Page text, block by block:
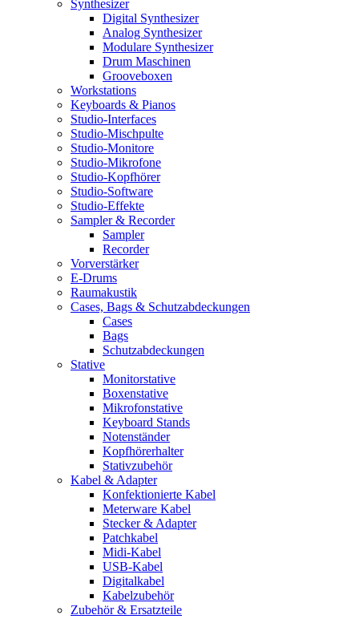
Synthesizer
Digital Synthesizer
Analog Synthesizer
Modulare Synthesizer
Drum Maschinen
Grooveboxen
Workstations
Keyboards & Pianos
Studio-Interfaces
Studio-Mischpulte
Studio-Monitore
Studio-Mikrofone
Studio-Kopfhörer
Studio-Software
Studio-Effekte
Sampler & Recorder
Sampler
Recorder
Vorverstärker
E-Drums
Raumakustik
Cases, Bags & Schutzabdeckungen
Cases
Bags
Schutzabdeckungen
Stative
Monitorstative
Boxenstative
Mikrofonstative
Keyboard Stands
Notenständer
Kopfhörerhalter
Stativzubehör
Kabel & Adapter
Konfektionierte Kabel
Meterware Kabel
Stecker & Adapter
Patchkabel
Midi-Kabel
USB-Kabel
Digitalkabel
Kabelzubehör
Zubehör & Ersatzteile